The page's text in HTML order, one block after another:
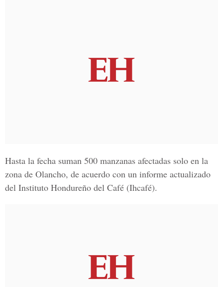
Hasta la fecha suman 500 manzanas afectadas solo en la
zona de Olancho, de acuerdo con un informe actualizado
del Instituto Hondureño del Café (Ihcafé).